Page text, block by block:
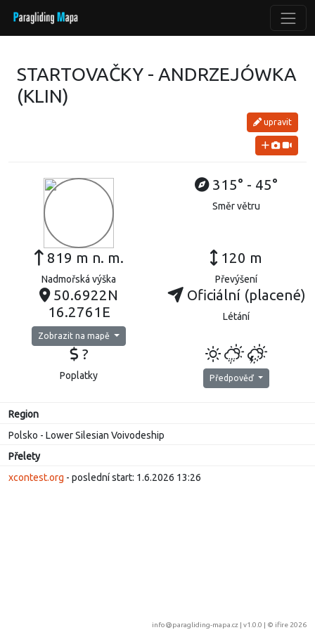
STARTOVAČKY - ANDRZEJÓWKA
(KLIN)
upravit
315° - 45°
Směr větru
819 m n. m.
Nadmořská výška
120 m
Převýšení
50.6922N
16.2761E
Zobrazit na mapě
Oficiální (placené)
Létání
?
Poplatky Předpověď
Region
Polsko - Lower Silesian Voivodeship
Přelety
xcontest.org - poslední start: 1.6.2026 13:26
info@paragliding-mapa.cz | v1.0.0 | © ifire 2026